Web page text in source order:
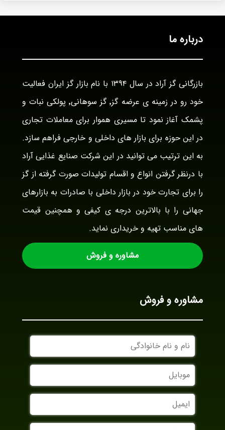
درباره ما
بازرگانی گز آراد در سال ۱۳۹۴ با نام بازار گز ایران فعالیت
خود رو در زمینه ی عرضه گز٬ گز سوهانی٬ پولکی نبات و
پشمک آغاز نمود تا مسیری هموار برای معاملات تجاری
در این حوزه برای بازار های داخلی و خارجی فراهم سازد.
به این ترتیب می توانید در این شرکت صنایع غذایی آراد
با درنظر گرفتن انواع و اقسام تولیدات صورت گرفته از گز
را برای تجارت خود در بازار داخلی با صادرات به بازارهای
جهانی را با بالاترین درجه ی کیفی و همچنین قیمت
های مناسب تهیه و خریداری نماید.
مشاوره و فروش
مشاوره و فروش
نام
و
نام
خانوادگی
موبایل
ایمیل